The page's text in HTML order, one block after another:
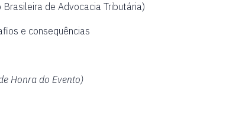
de Advocacia Tributária)
e consequências
Honra do Evento)